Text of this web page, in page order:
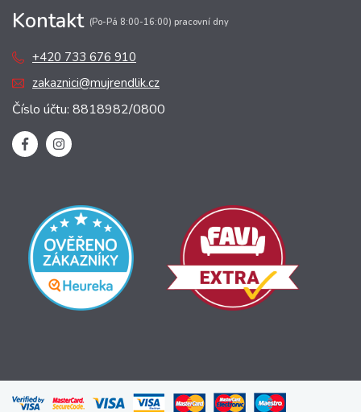
Kontakt (Po-Pá 8:00-16:00) pracovní dny
+420 733 676 910
zakaznici@mujrendlik.cz
Číslo účtu: 8818982/0800